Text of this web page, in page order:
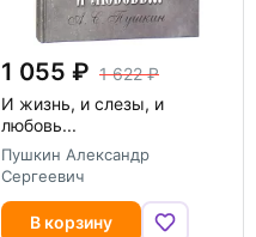
1 055
1 622
И жизнь, и слезы, и
любовь...
Пушкин Александр
Сергеевич
В корзину